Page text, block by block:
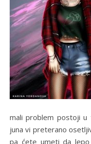
mali problem postoji
juna vi preterano
pa ćete umeti da